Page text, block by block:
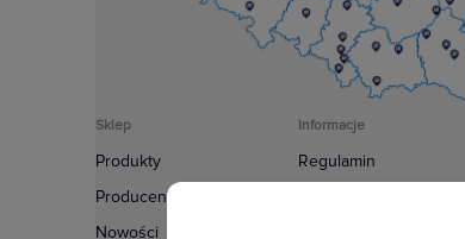
Sklep
Produkty
Producenci
Nowości
Informacje
Regulamin